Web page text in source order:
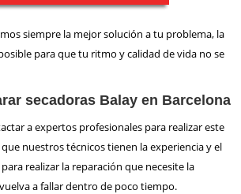
siempre la mejor solución a tu problema, la
para que tu ritmo y calidad de vida no se
secadoras Balay en Barcelona
a expertos profesionales para realizar este
nuestros técnicos tienen la experiencia y el
realizar la reparación que necesite la
a fallar dentro de poco tiempo.